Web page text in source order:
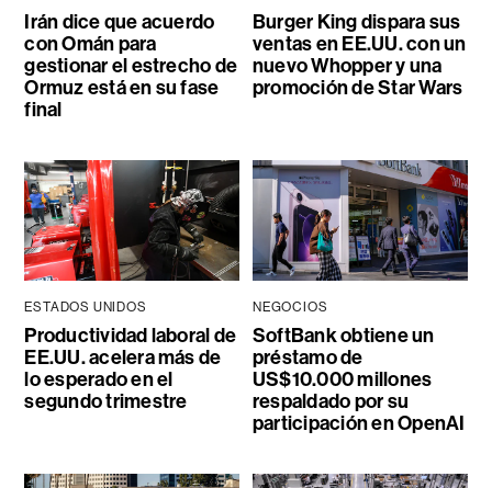
Irán dice que acuerdo
con Omán para
gestionar el estrecho de
Ormuz está en su fase
final
Burger King dispara sus
ventas en EE.UU. con un
nuevo Whopper y una
promoción de Star Wars
ESTADOS UNIDOS
Productividad laboral de
EE.UU. acelera más de
lo esperado en el
segundo trimestre
NEGOCIOS
SoftBank obtiene un
préstamo de
US$10.000 millones
respaldado por su
participación en OpenAI